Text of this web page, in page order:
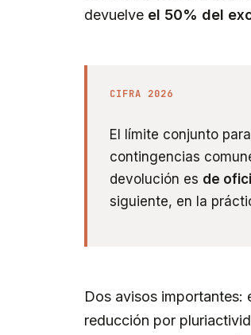
devuelve el 50% del
CIFRA 2026
El límite conjunto
contingencias
devolución es de
siguiente, en la
Dos avisos importantes:
reducción por